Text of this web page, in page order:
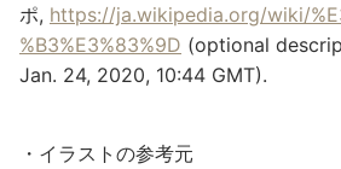
ポ, https://ja.wikipedia.org/wiki/
%B3%E3%83%9D (optional
Jan. 24, 2020, 10:44 GMT).
・イラストの参考元